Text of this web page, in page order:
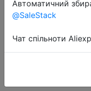
мл для
напитков с
Спортивная,
Автоматичний
@SaleStack
Чат спільноти